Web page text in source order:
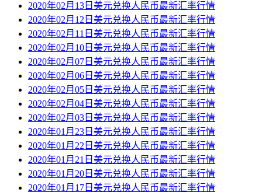
2020年02月13日美元兑换人民币最新汇率行情
2020年02月12日美元兑换人民币最新汇率行情
2020年02月11日美元兑换人民币最新汇率行情
2020年02月10日美元兑换人民币最新汇率行情
2020年02月07日美元兑换人民币最新汇率行情
2020年02月06日美元兑换人民币最新汇率行情
2020年02月05日美元兑换人民币最新汇率行情
2020年02月04日美元兑换人民币最新汇率行情
2020年02月03日美元兑换人民币最新汇率行情
2020年01月23日美元兑换人民币最新汇率行情
2020年01月22日美元兑换人民币最新汇率行情
2020年01月21日美元兑换人民币最新汇率行情
2020年01月20日美元兑换人民币最新汇率行情
2020年01月17日美元兑换人民币最新汇率行情